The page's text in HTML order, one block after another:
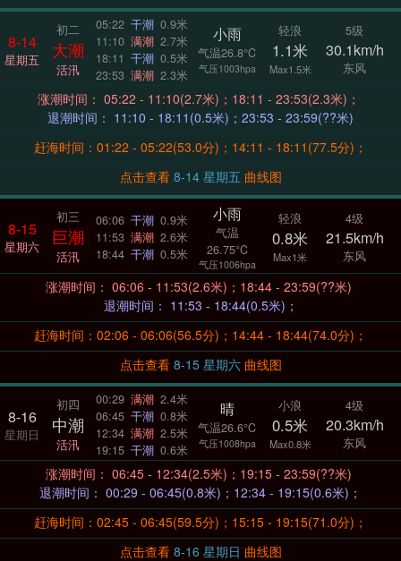
8-14
星期五
初二
大潮
活汛
05:22 干潮 0.9米
11:10 满潮 2.7米
18:11 干潮 0.5米
23:53 满潮 2.3米
小雨
气温26.8°C
气压1003hpa
轻浪
1.1米
Max1.5米
5级
30.1km/h
东风
涨潮时间： 05:22 - 11:10(2.7米)；18:11 - 23:53(2.3米)；
退潮时间： 11:10 - 18:11(0.5米)；23:53 - 23:59(??米)
赶海时间：01:22 - 05:22(53.0分)；14:11 - 18:11(77.5分)；
点击查看
8-14 星期五 曲线图
8-15
星期六
初三
巨潮
活汛
06:06 干潮 0.9米
11:53 满潮 2.6米
18:44 干潮 0.5米
小雨
气温
26.75°C
气压1006hpa
轻浪
0.8米
Max1米
4级
21.5km/h
东风
涨潮时间： 06:06 - 11:53(2.6米)；18:44 - 23:59(??米)
退潮时间： 11:53 - 18:44(0.5米)；
赶海时间：02:06 - 06:06(56.5分)；14:44 - 18:44(74.0分)；
点击查看
8-15 星期六 曲线图
8-16
星期日
初四
中潮
活汛
00:29 满潮 2.4米
06:45 干潮 0.8米
12:34 满潮 2.5米
19:15 干潮 0.6米
晴
气温26.6°C
气压1008hpa
小浪
0.5米
Max0.8米
4级
20.3km/h
东风
涨潮时间： 06:45 - 12:34(2.5米)；19:15 - 23:59(??米)
退潮时间： 00:29 - 06:45(0.8米)；12:34 - 19:15(0.6米)；
赶海时间：02:45 - 06:45(59.5分)；15:15 - 19:15(71.0分)；
点击查看
8-16 星期日 曲线图